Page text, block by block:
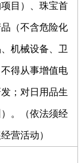
目）、珠宝首
（不含危险化
机械设备、卫
得从事增值电
；对日用品生
。（依法须经
营活动）